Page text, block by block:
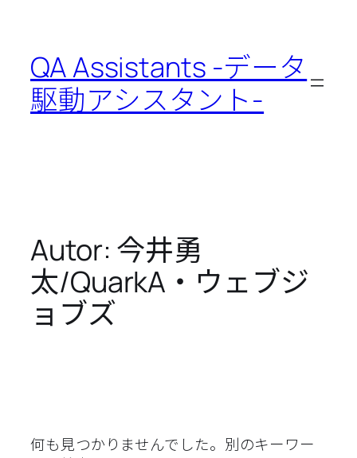
springen
QA Assistants -データ
駆動アシスタント-
Autor: 今井勇
太/QuarkA・ウェブジ
ョブズ
何も見つかりませんでした。別のキーワー